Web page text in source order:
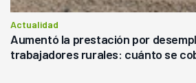
Actualidad
Aumentó la prestación por
trabajadores rurales: cuánto se